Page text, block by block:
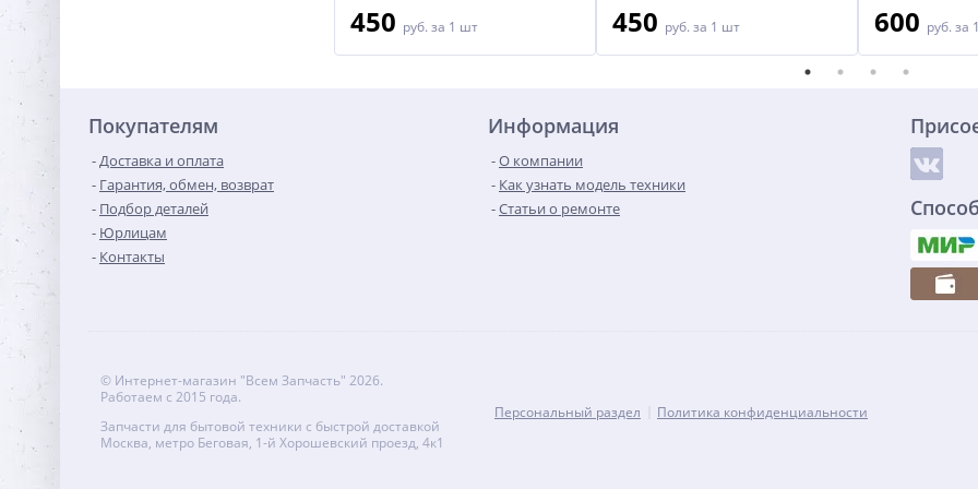
450 руб. за 1 шт 450 руб. за 1 шт 600 руб. за
Покупателям
Доставка и оплата
Гарантия, обмен, возврат
Подбор деталей
Юрлицам
Контакты
Информация
О компании
Как узнать модель техники
Статьи о ремонте
© Интернет-магазин "Всем Запчасть" 2026.
Работаем с 2015 года.
Запчасти для бытовой техники с быстрой доставкой
Москва, метро Беговая, 1-й Хорошевский проезд, 4к1
Персональный раздел Политика конфиденциальности